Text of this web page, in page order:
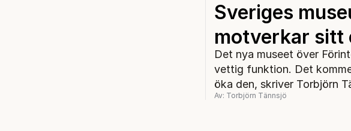
Sveriges
motverkar sitt
Det nya museet över
vettig funktion. Det
öka den, skriver Torbjörn
Av: Torbjörn Tännsjö